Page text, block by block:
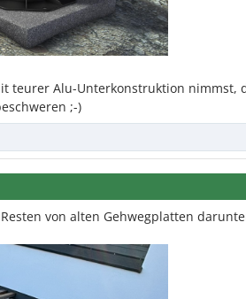
teurer Alu-Unterkonstruktion nimmst,
;-)
von alten Gehwegplatten